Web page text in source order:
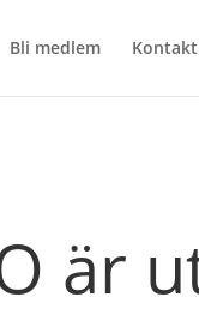
Bli medlem Kontakt
är